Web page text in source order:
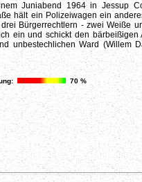
Juniabend 1964 in Jessup
hält ein Polizeiwagen ein
Bürgerrechtlern - zwei Weiße
ein und schickt den bärbeißigen
unbestechlichen Ward (Willem
70 %